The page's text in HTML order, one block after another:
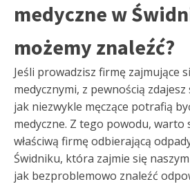
medyczne w
możemy znaleźć?
Jeśli prowadzisz firmę zajmujące
medycznymi, z pewnością
jak niezwykle męczące potrafią
medyczne. Z tego powodu, warto
właściwą firmę odbierającą
Świdniku, która zajmie się
jak bezproblemowo znaleźć